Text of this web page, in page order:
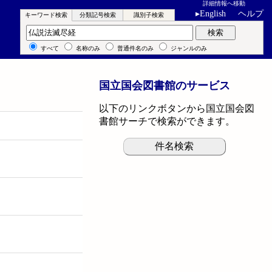
詳細情報へ移動
▸English ヘルプ
キーワード検索 分類記号検索 識別子検索
キーワード検索 検索
すべて 名称のみ 普通件名のみ ジャンルのみ
国立国会図書館のサービス
以下のリンクボタンから国立国会図
書館サーチで検索ができます。
件名検索